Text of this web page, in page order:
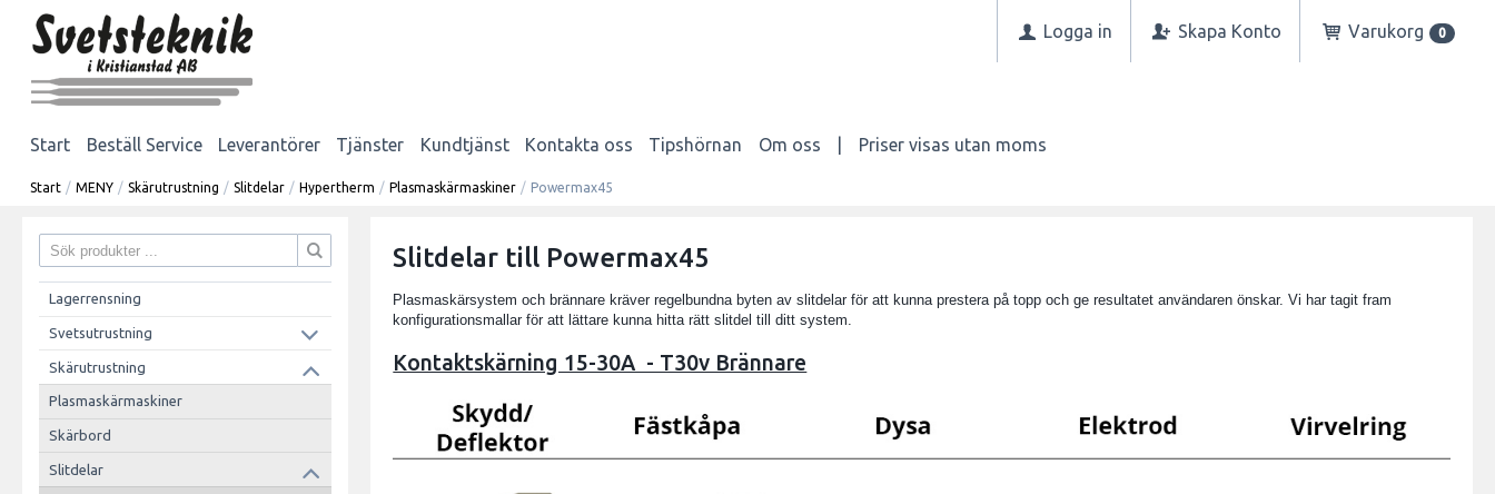
Logga in Skapa Konto Varukorg 0
Start Beställ Service Leverantörer Tjänster Kundtjänst Kontakta oss Tipshörnan Om oss Priser visas utan moms
Start / MENY / Skärutrustning / Slitdelar / Hypertherm / Plasmaskärmaskiner / Powermax45
Lagerrensning
Svetsutrustning
Skärutrustning
Plasmaskärmaskiner
Skärbord
Slitdelar
Slitdelar till Powermax45
Plasmaskärsystem och brännare kräver regelbundna byten av slitdelar för att kunna prestera på topp och ge resultatet användaren önskar. Vi har tagit fram
konfigurationsmallar för att lättare kunna hitta rätt slitdel till ditt system.
Kontaktskärning 15-30A - T30v Brännare